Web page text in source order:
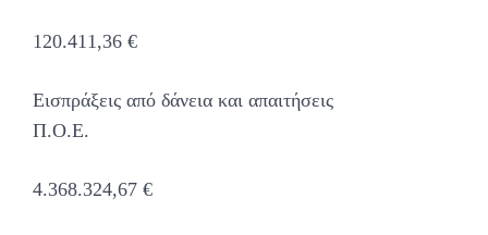
120.411,36 €
Εισπράξεις από δάνεια και απαιτήσεις
Π.Ο.Ε.
4.368.324,67 €